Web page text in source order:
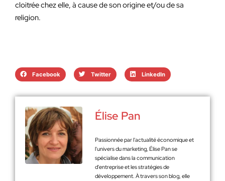
cloitrée chez elle, à cause de son origine et/ou de sa
religion.
Facebook Twitter LinkedIn
Élise Pan
Passionnée par l'actualité économique et
l'univers du marketing, Élise Pan se
spécialise dans la communication
d'entreprise et les stratégies de
développement. À travers son blog, elle